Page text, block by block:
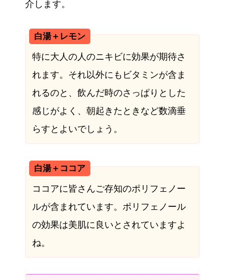
介します。
白湯＋レモン
特に大人の人のニキビに効果が期待さ
れます。それ以外にもビタミンが含ま
れるのと、飲んだ時のさっぱりとした
感じがよく、朝起きたときなど数滴垂
らすとよいでしょう。
白湯＋ココア
ココアに皆さんご存知のポリフェノー
ルが含まれています。ポリフェノール
の効果は美肌に良いとされていますよ
ね。